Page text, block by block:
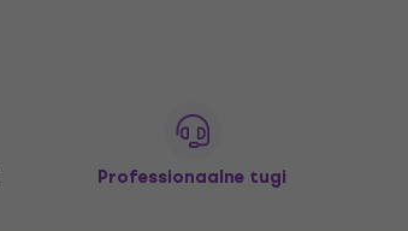
Professionaalne tugi